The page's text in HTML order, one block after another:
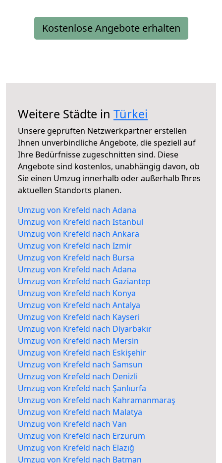
Kostenlose Angebote erhalten
Weitere Städte in Türkei
Unsere geprüften Netzwerkpartner erstellen
Ihnen unverbindliche Angebote, die speziell auf
Ihre Bedürfnisse zugeschnitten sind. Diese
Angebote sind kostenlos, unabhängig davon, ob
Sie einen Umzug innerhalb oder außerhalb Ihres
aktuellen Standorts planen.
Umzug von Krefeld nach Adana
Umzug von Krefeld nach Istanbul
Umzug von Krefeld nach Ankara
Umzug von Krefeld nach Izmir
Umzug von Krefeld nach Bursa
Umzug von Krefeld nach Adana
Umzug von Krefeld nach Gaziantep
Umzug von Krefeld nach Konya
Umzug von Krefeld nach Antalya
Umzug von Krefeld nach Kayseri
Umzug von Krefeld nach Diyarbakır
Umzug von Krefeld nach Mersin
Umzug von Krefeld nach Eskişehir
Umzug von Krefeld nach Samsun
Umzug von Krefeld nach Denizli
Umzug von Krefeld nach Şanlıurfa
Umzug von Krefeld nach Kahramanmaraş
Umzug von Krefeld nach Malatya
Umzug von Krefeld nach Van
Umzug von Krefeld nach Erzurum
Umzug von Krefeld nach Elazığ
Umzug von Krefeld nach Batman